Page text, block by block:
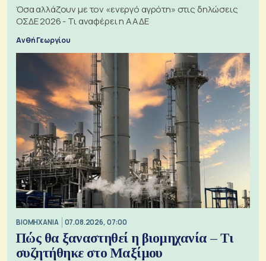
Όσα αλλάζουν με τον «ενεργό αγρότη» στις δηλώσεις
ΟΣΔΕ 2026 - Τι αναφέρει η ΑΑΔΕ
Ανθή Γεωργίου
ΒΙΟΜΗΧΑΝΙΑ 07.08.2026, 07:00
Πώς θα ξαναστηθεί η βιομηχανία – Τι
συζητήθηκε στο Μαξίμου